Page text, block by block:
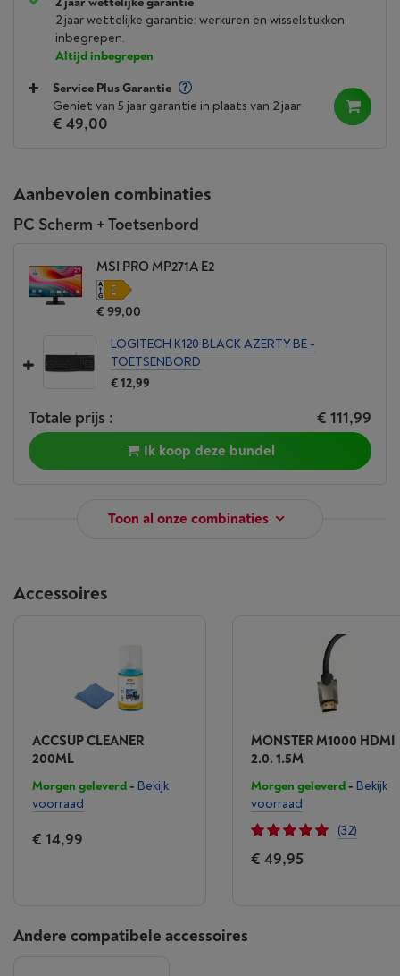
2 jaar wettelijke garantie: werkuren en wisselstukken
inbegrepen.
Altijd inbegrepen
Service Plus Garantie
Geniet van 5 jaar garantie in plaats van 2 jaar
€ 49,00
Aanbevolen combinaties
PC Scherm + Toetsenbord
MSI PRO MP271A E2
€ 99,00
LOGITECH K120 BLACK AZERTY BE -
TOETSENBORD
€ 12,99
Totale prijs : € 111,99
Ik koop deze bundel
Toon al onze combinaties
Accessoires
ACCSUP CLEANER
200ML
Morgen geleverd- Bekijk
voorraad
€ 14,99
MONSTER M1000 HDMI
2.0. 1.5M
Morgen geleverd- Bekijk
voorraad
(32)
€ 49,95
Andere compatibele accessoires